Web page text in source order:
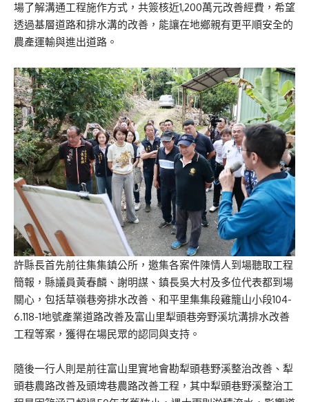
場了解溝通工程施作方式，共簽核近1,200萬元改善經費，希望
透過基層道路和排水溝的改善，能讓在地鄉親有更平順安全的
農產運輸與進出道路。
許縣長首先前往集集鎮公所，邀集各案件陳情人到場聽取工程
簡報，縣議員黃春麟、謝明謀、鎮長吳大村及多位代表都到場
關心，包括草嶺巷旁排水改善、和平里集集段雞籠山小段104-
6.118-1地號產業道路改善及富山里犁頭巷旁野溪坑溝排水改善
工程等案，獲得在場民眾的認同與支持。
隨後一行人則是前往富山里實地會勘犁頭巷野溪整治改善、犁
頭巷農路改善及頭埤巷農路改善工程，其中犁頭巷野溪整治工